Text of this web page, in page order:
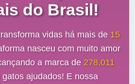
do Brasil!
vidas há mais de 15
nasceu com muito amor
a marca de 278,011
ajudados! E nossa